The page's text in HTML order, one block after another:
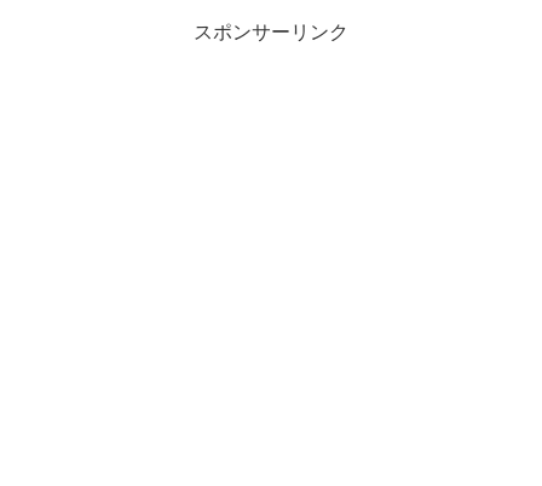
スポンサーリンク